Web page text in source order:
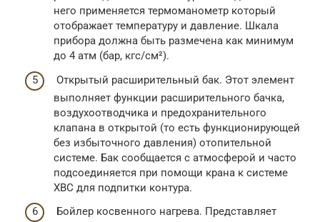
него применяется термоманометр который
отображает температуру и давление. Шкала
прибора должна быть размечена как минимум
до 4 атм (бар, кгс/см²).
Открытый расширительный бак. Этот элемент
выполняет функции расширительного бачка,
воздухоотводчика и предохранительного
клапана в открытой (то есть функционирующей
без избыточного давления) отопительной
системе. Бак сообщается с атмосферой и часто
подсоединяется при помощи крана к системе
ХВС для подпитки контура.
Бойлер косвенного нагрева. Представляет